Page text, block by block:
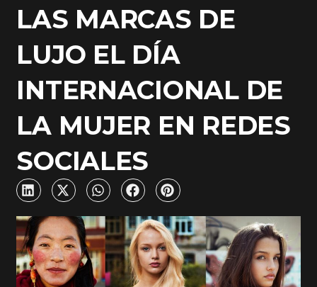
LAS MARCAS DE
LUJO EL DÍA
INTERNACIONAL DE
LA MUJER EN REDES
SOCIALES